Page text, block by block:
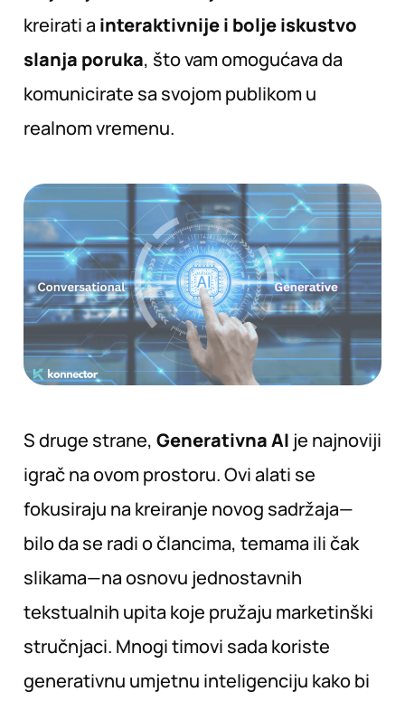
kreirati a interaktivnije i bolje iskustvo
slanja poruka, što vam omogućava da
komunicirate sa svojom publikom u
realnom vremenu.
S druge strane, Generativna AI je najnoviji
igrač na ovom prostoru. Ovi alati se
fokusiraju na kreiranje novog sadržaja—
bilo da se radi o člancima, temama ili čak
slikama—na osnovu jednostavnih
tekstualnih upita koje pružaju marketinški
stručnjaci. Mnogi timovi sada koriste
generativnu umjetnu inteligenciju kako bi